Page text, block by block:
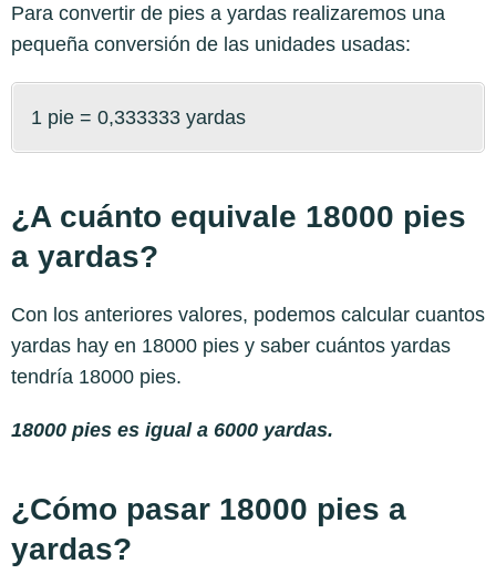
Para convertir de pies a yardas realizaremos una
pequeña conversión de las unidades usadas:
1 pie = 0,333333 yardas
¿A cuánto equivale 18000 pies
a yardas?
Con los anteriores valores, podemos calcular cuantos
yardas hay en 18000 pies y saber cuántos yardas
tendría 18000 pies.
18000 pies es igual a 6000 yardas.
¿Cómo pasar 18000 pies a
yardas?